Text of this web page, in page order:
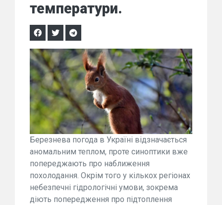
температури.
Березнева погода в Україні відзначається
аномальним теплом, проте синоптики вже
попереджають про наближення
похолодання. Окрім того у кількох регіонах
небезпечні гідрологічні умови, зокрема
діють попередження про підтоплення